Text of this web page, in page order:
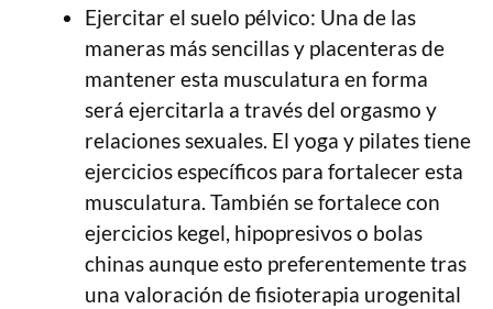
Ejercitar el suelo pélvico: Una de las
maneras más sencillas y placenteras de
mantener esta musculatura en forma
será ejercitarla a través del orgasmo y
relaciones sexuales. El yoga y pilates tiene
ejercicios específicos para fortalecer esta
musculatura. También se fortalece con
ejercicios kegel, hipopresivos o bolas
chinas aunque esto preferentemente tras
una valoración de fisioterapia urogenital